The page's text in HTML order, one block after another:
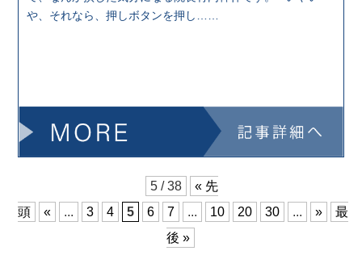
や、それなら、押しボタンを押し……
5 / 38
« 先
頭
« ... 3 4 5 6 7 ... 10 20 30 ... »
最
後 »